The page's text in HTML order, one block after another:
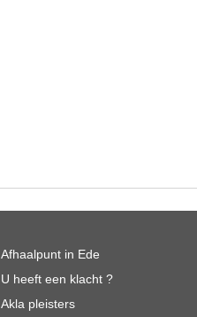
Afhaalpunt in Ede
U heeft een klacht ?
Akla pleisters